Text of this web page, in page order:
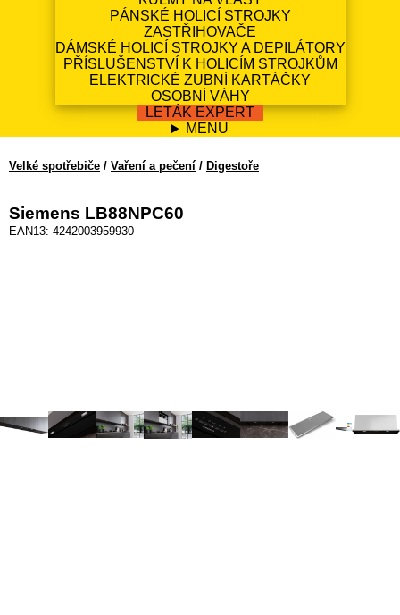
PÁNSKÉ HOLICÍ STROJKY
ZASTŘIHOVAČE
DÁMSKÉ HOLICÍ STROJKY A DEPILÁTORY
PŘÍSLUŠENSTVÍ K HOLICÍM STROJKŮM
ELEKTRICKÉ ZUBNÍ KARTÁČKY
OSOBNÍ VÁHY
LETÁK EXPERT
MENU
Velké spotřebiče / Vaření a pečení / Digestoře
Siemens LB88NPC60
EAN13: 4242003959930